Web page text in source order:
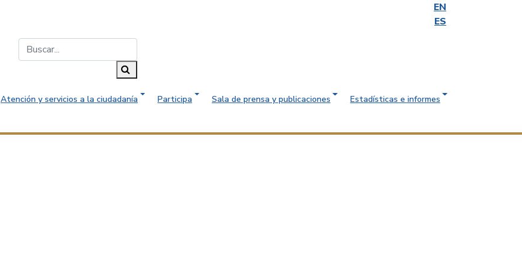
EN
ES
Atención y servicios a la ciudadanía Participa Sala de prensa y publicaciones
Estadísticas e informes